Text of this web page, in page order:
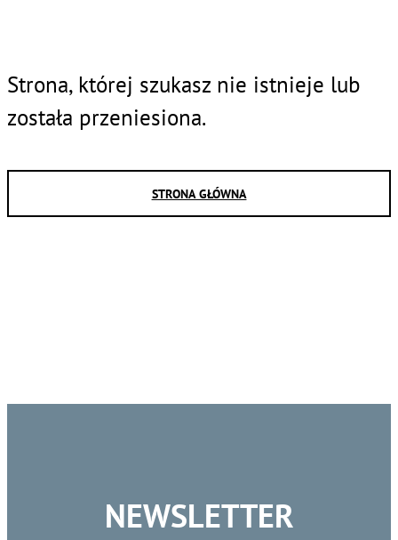
Strona, której szukasz nie istnieje lub
została przeniesiona.
STRONA GŁÓWNA
NEWSLETTER